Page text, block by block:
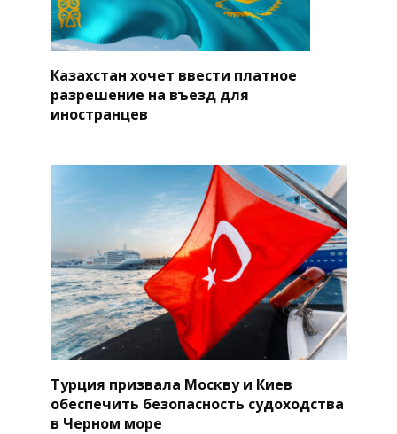
Казахстан хочет ввести платное
разрешение на въезд для
иностранцев
Турция призвала Москву и Киев
обеспечить безопасность судоходства
в Черном море